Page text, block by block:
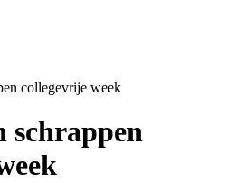
collegevrije week
schrappen